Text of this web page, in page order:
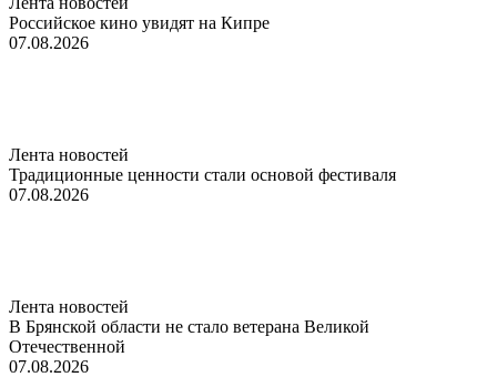
Российское кино увидят на Кипре
07.08.2026
Лента новостей
Традиционные ценности стали основой фестиваля
07.08.2026
Лента новостей
В Брянской области не стало ветерана Великой
Отечественной
07.08.2026